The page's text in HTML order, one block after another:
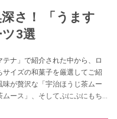
さ！ 「うます
3選
ナ」で紹介された中から、ロ
イズの和菓子を厳選してご紹
が贅沢な「宇治ほうじ茶ムー
ース」、そしてぷにぷにもち